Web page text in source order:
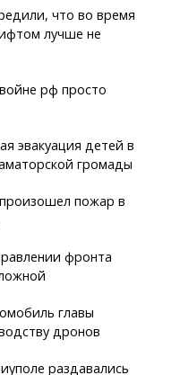
что во время
лучше не
рф просто
эвакуация детей в
громады
пожар в
фронта
главы
дронов
раздавались